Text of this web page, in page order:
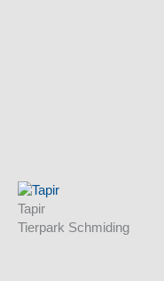
Tapir
Tierpark Schmiding